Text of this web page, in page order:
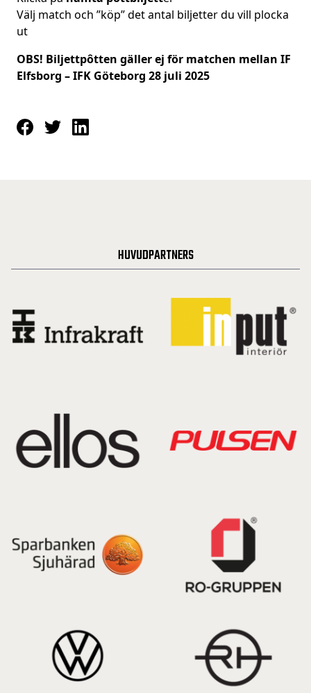
Välj match och ”köp” det antal biljetter du vill plocka
ut
OBS! Biljettpôtten gäller ej för matchen mellan IF
Elfsborg – IFK Göteborg 28 juli 2025
HUVUDPARTNERS